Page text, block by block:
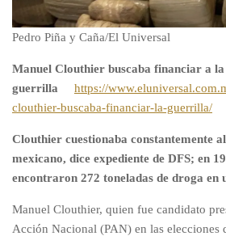
Pedro Piña y Caña/El Universal
Manuel Clouthier buscaba financiar a la
guerrilla
https://
clouthier-buscaba-financiar-la-guerrilla/
Clouthier cuestionaba constantemente
mexicano, dice expediente de DFS; en
encontraron 272 toneladas de droga en
Manuel Clouthier, quien fue candidato
Acción Nacional (PAN) en las elecciones